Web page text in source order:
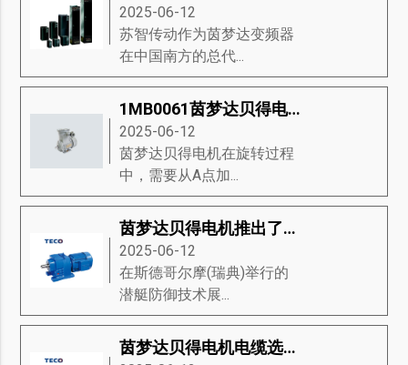
2025-06-12
苏智传动作为茵梦达变频器
在中国南方的总代...
1MB0061茵梦达贝得电机驱动器流程的讲解与说明
2025-06-12
茵梦达贝得电机在旋转过程
中，需要从A点加...
茵梦达贝得电机推出了永磁推进的新型模块，是未来潜艇动力关键技术
2025-06-12
在斯德哥尔摩(瑞典)举行的
潜艇防御技术展...
茵梦达贝得电机电缆选择的要求？茵梦达贝得电机推荐